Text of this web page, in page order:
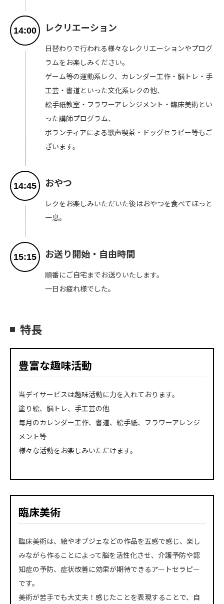
14:00 レクリエーション
日替わりで行われる様々なレクリエーションやプログ
ラムをお楽しみください。
ゲーム等の運動系レク、カレンダー工作・脳トレ・手
工芸・書道といった文化系レクの他、
絵手紙教室・フラワーアレンジメント・臨床美術とい
った講師プログラム、
ボランティアによる歌声喫茶・ドッグセラピー等もご
ざいます。
14:45 おやつ
レクをお楽しみいただいた後はおやつを食べてほっと
一息。
15:15 お送り開始・自由時間
順番にご自宅までお送りいたします。
一日お疲れ様でした。
特長
豊富な趣味活動
当デイサービスは趣味活動に力を入れております。
塗り絵、脳トレ、手工芸の他
毎月のカレンダー工作、書道、絵手紙、フラワーアレンジ
メント等
様々な活動をお楽しみいただけます。
臨床美術
臨床美術は、絵やオブジェなどの作品を五感で感じ、楽し
みながら作ることによって脳を活性化させ、介護予防や認
知症の予防、症状改善に効果が期待できるアートセラピー
です。
美術が苦手でも大丈夫！感じたことを表現することで、自